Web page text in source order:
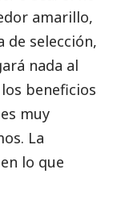
amarillo,
de selección,
nada al
beneficios
muy
La
lo que